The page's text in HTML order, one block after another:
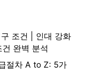
조건 | 인대 강화
완벽 분석
절차 A to Z: 5가